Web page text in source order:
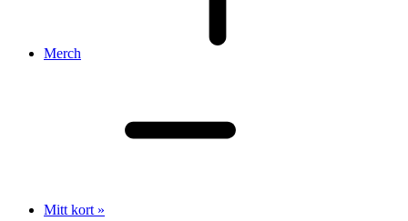
Merch
Mitt kort »